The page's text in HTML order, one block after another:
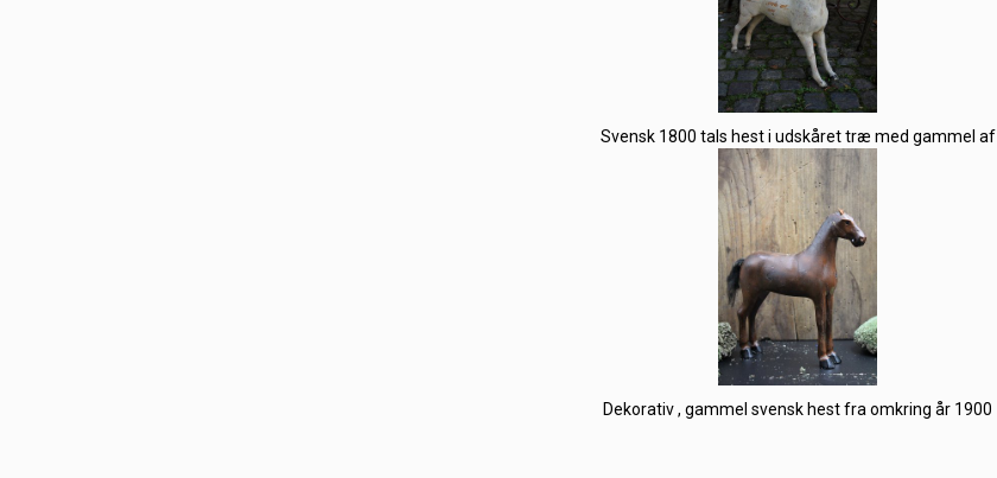
Svensk 1800 tals hest i udskåret træ med gammel af
Dekorativ , gammel svensk hest fra omkring år 1900